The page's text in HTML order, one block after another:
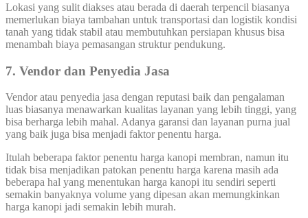
Lokasi yang sulit diakses atau berada di daerah terpencil biasanya
memerlukan biaya tambahan untuk transportasi dan logistik kondisi
tanah yang tidak stabil atau membutuhkan persiapan khusus bisa
menambah biaya pemasangan struktur pendukung.
7. Vendor dan Penyedia Jasa
Vendor atau penyedia jasa dengan reputasi baik dan pengalaman
luas biasanya menawarkan kualitas layanan yang lebih tinggi, yang
bisa berharga lebih mahal. Adanya garansi dan layanan purna jual
yang baik juga bisa menjadi faktor penentu harga.
Itulah beberapa faktor penentu harga kanopi membran, namun itu
tidak bisa menjadikan patokan penentu harga karena masih ada
beberapa hal yang menentukan harga kanopi itu sendiri seperti
semakin banyaknya volume yang dipesan akan memungkinkan
harga kanopi jadi semakin lebih murah.